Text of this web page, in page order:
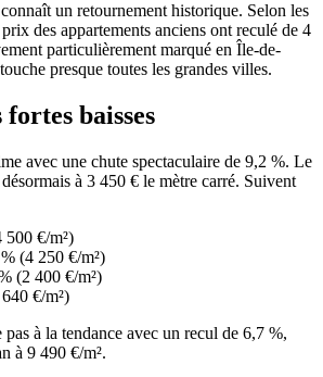
un retournement historique. Selon les
des appartements anciens ont reculé de 4
particulièrement marqué en Île-de-
presque toutes les grandes villes.
fortes baisses
avec une chute spectaculaire de 9,2 %. Le
à 3 450 € le mètre carré. Suivent
€/m²)
(4 250 €/m²)
(2 400 €/m²)
€/m²)
pas à la tendance avec un recul de 6,7 %,
à 9 490 €/m².